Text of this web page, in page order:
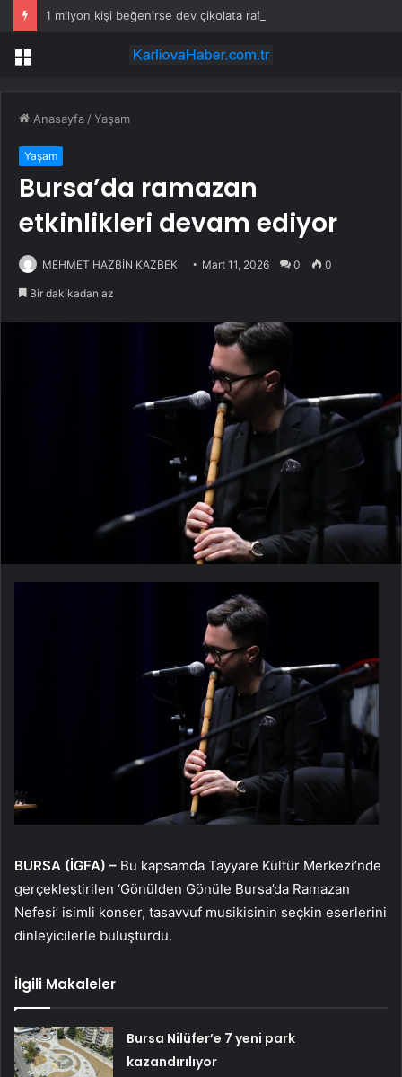
1 milyon kişi beğenirse dev çikolata raflara çıkacak
Menü
Anasayfa /Yaşam
Yaşam
Bursa’da ramazan
etkinlikleri devam ediyor
MEHMET HAZBİN KAZBEK Mart 11, 2026 0 0
Bir dakikadan az
BURSA (İGFA) – Bu kapsamda Tayyare Kültür Merkezi’nde
gerçekleştirilen ‘Gönülden Gönüle Bursa’da Ramazan
Nefesi’ isimli konser, tasavvuf musikisinin seçkin eserlerini
dinleyicilerle buluşturdu.
İlgili Makaleler
Bursa Nilüfer’e 7 yeni park
kazandırılıyor